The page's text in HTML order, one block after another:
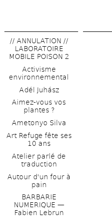
// ANNULATION //
LABORATOIRE
MOBILE POISON 2
Activisme
environnemental
Adél Juhász
Aimez-vous vos
plantes ?
Ametonyo Silva
Art Refuge fête ses
10 ans
Atelier parlé de
traduction
Autour d'un four à
pain
BARBARIE
NUMERIQUE —
Fabien Lebrun